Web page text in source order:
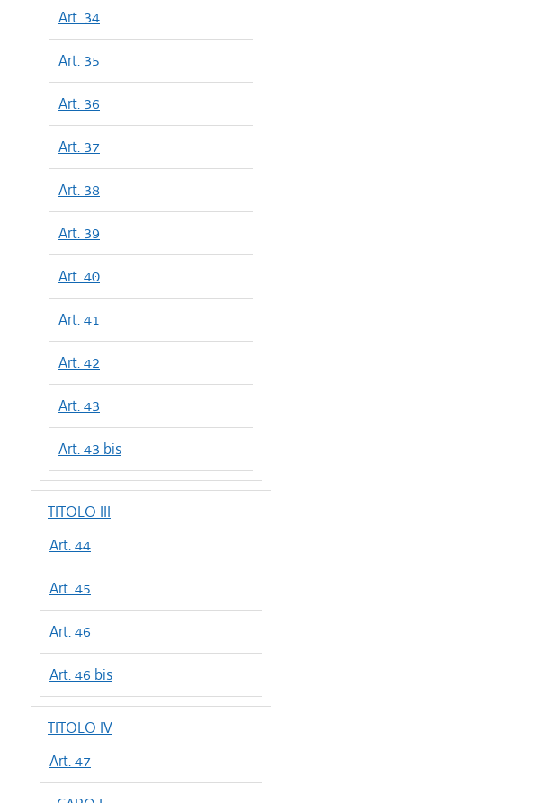
Art. 34
Art. 35
Art. 36
Art. 37
Art. 38
Art. 39
Art. 40
Art. 41
Art. 42
Art. 43
Art. 43 bis
TITOLO III
Art. 44
Art. 45
Art. 46
Art. 46 bis
TITOLO IV
Art. 47